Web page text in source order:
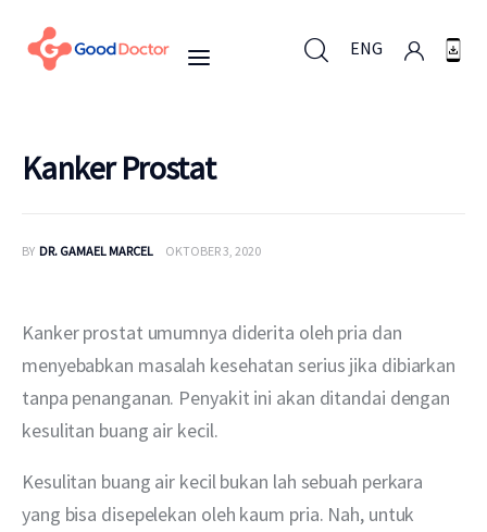
ENG
Untuk Bisnis
Mengapa Good Doctor
Berita
Kanker Prostat
BY DR. GAMAEL MARCEL OKTOBER 3, 2020
Kanker prostat umumnya diderita oleh pria dan
menyebabkan masalah kesehatan serius jika dibiarkan
tanpa penanganan. Penyakit ini akan ditandai dengan
kesulitan buang air kecil.
Kesulitan buang air kecil bukan lah sebuah perkara
yang bisa disepelekan oleh kaum pria. Nah, untuk